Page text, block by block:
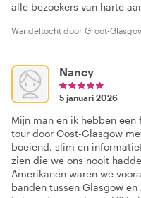
alle bezoekers van harte
Wandeltocht door Groot-
Nancy
5 januari 2026
Mijn man en ik hebben
tour door Oost-Glasgow
boeiend, slim en
zien die we ons nooit
Amerikanen waren we
banden tussen Glasgow